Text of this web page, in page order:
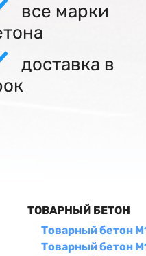
все марки
доставка в
ТОВАРНЫЙ БЕТОН
Товарный бетон
Товарный бетон